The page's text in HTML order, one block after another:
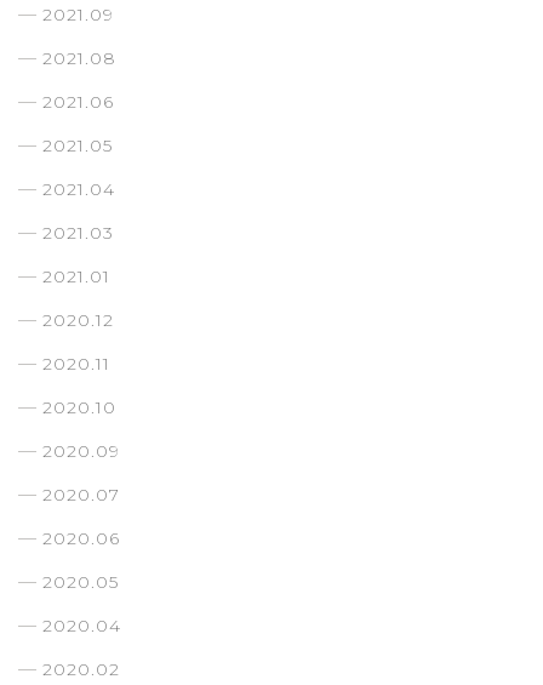
2021.09
2021.08
2021.06
2021.05
2021.04
2021.03
2021.01
2020.12
2020.11
2020.10
2020.09
2020.07
2020.06
2020.05
2020.04
2020.02